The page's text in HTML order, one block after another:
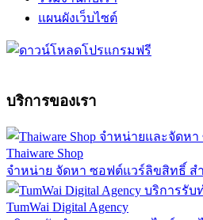
แผนผังเว็บไซต์
บริการของเรา
Thaiware Shop
จำหน่าย จัดหา ซอฟต์แวร์ลิขสิทธิ์ ส
TumWai Digital Agency